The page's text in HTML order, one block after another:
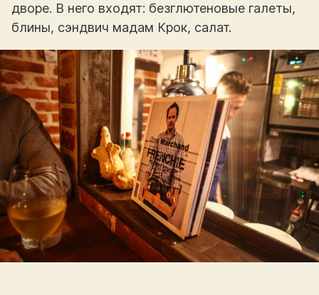
дворе. В него входят: безглютеновые галеты,
блины, сэндвич мадам Крок, салат.